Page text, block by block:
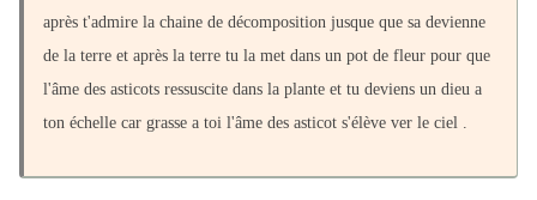
après t'admire la chaine de décomposition jusque que sa devienne
de la terre et après la terre tu la met dans un pot de fleur pour que
l'âme des asticots ressuscite dans la plante et tu deviens un dieu a
ton échelle car grasse a toi l'âme des asticot s'élève ver le ciel .